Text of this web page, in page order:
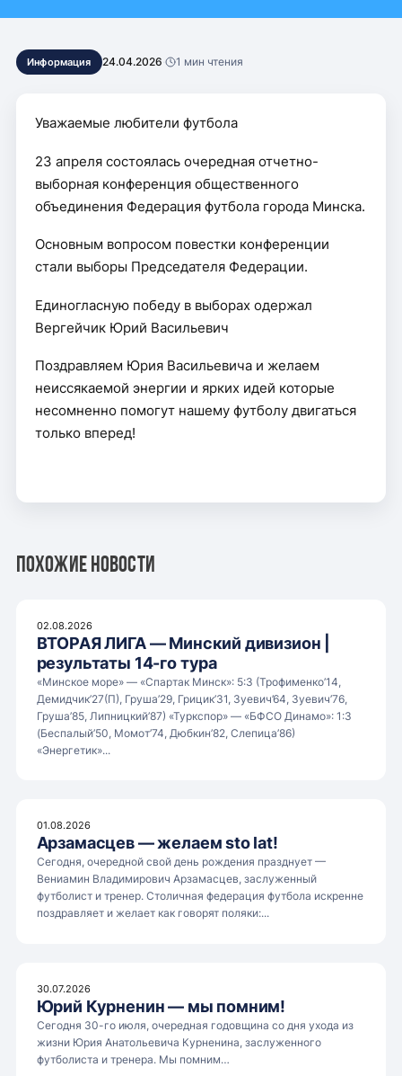
Информация 24.04.2026· 1 мин чтения
Уважаемые любители футбола
23 апреля состоялась очередная отчетно-
выборная конференция общественного
объединения Федерация футбола города Минска.
Основным вопросом повестки конференции
стали выборы Председателя Федерации.
Единогласную победу в выборах одержал
Вергейчик Юрий Васильевич
Поздравляем Юрия Васильевича и желаем
неиссякаемой энергии и ярких идей которые
несомненно помогут нашему футболу двигаться
только вперед!
Похожие новости
02.08.2026
ВТОРАЯ ЛИГА — Минский дивизион |
результаты 14-го тура
«Минское море» — «Спартак Минск»: 5:3 (Трофименко’14,
Демидчик’27(П), Груша’29, Грицик’31, Зуевич’64, Зуевич’76,
Груша’85, Липницкий’87) «Туркспор» — «БФСО Динамо»: 1:3
(Беспалый’50, Момот’74, Дюбкин’82, Слепица’86)
«Энергетик»...
01.08.2026
Арзамасцев — желаем sto lat!
Сегодня, очередной свой день рождения празднует —
Вениамин Владимирович Арзамасцев, заслуженный
футболист и тренер. Столичная федерация футбола искренне
поздравляет и желает как говорят поляки:...
30.07.2026
Юрий Курненин — мы помним!
Сегодня 30-го июля, очередная годовщина со дня ухода из
жизни Юрия Анатольевича Курненина, заслуженного
футболиста и тренера. Мы помним…